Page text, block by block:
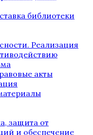
библиотеки
Реализация
акты
защита от
и обеспечение